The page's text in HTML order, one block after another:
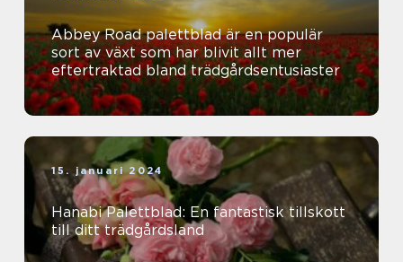
Abbey Road palettblad är en populär
sort av växt som har blivit allt mer
eftertraktad bland trädgårdsentusiaster
15. januari 2024
Hanabi Palettblad: En fantastisk tillskott
till ditt trädgårdsland